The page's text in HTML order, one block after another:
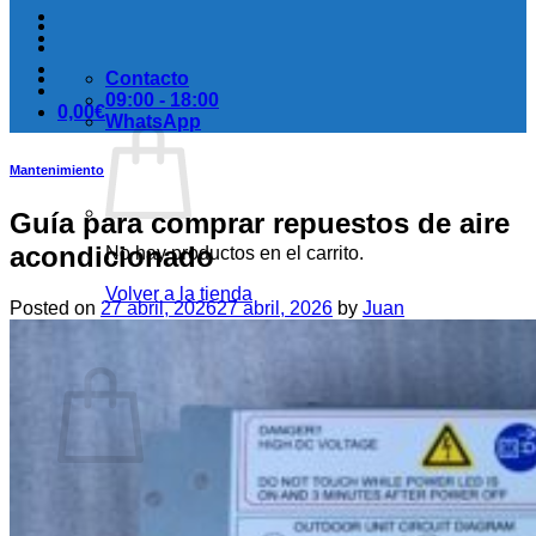
0,00€
No hay productos en el carrito.
Volver a la tienda
No hay productos en el carrito.
Contacto
09:00 - 18:00
WhatsApp
Mantenimiento
Guía para comprar repuestos de aire
acondicionado
Posted on 27 abril, 202627 abril, 2026 by Juan